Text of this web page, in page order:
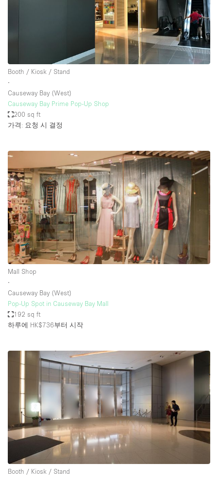
Booth / Kiosk / Stand
∙
Causeway Bay (West)
Causeway Bay Prime Pop-Up Shop
200 sq ft
가격: 요청 시 결정
Mall Shop
∙
Causeway Bay (West)
Pop-Up Spot in Causeway Bay Mall
192 sq ft
하루에 HK$736부터 시작
Booth / Kiosk / Stand